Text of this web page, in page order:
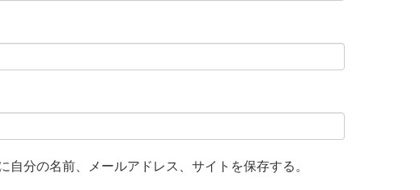
分の名前、メールアドレス、サイトを保存する。